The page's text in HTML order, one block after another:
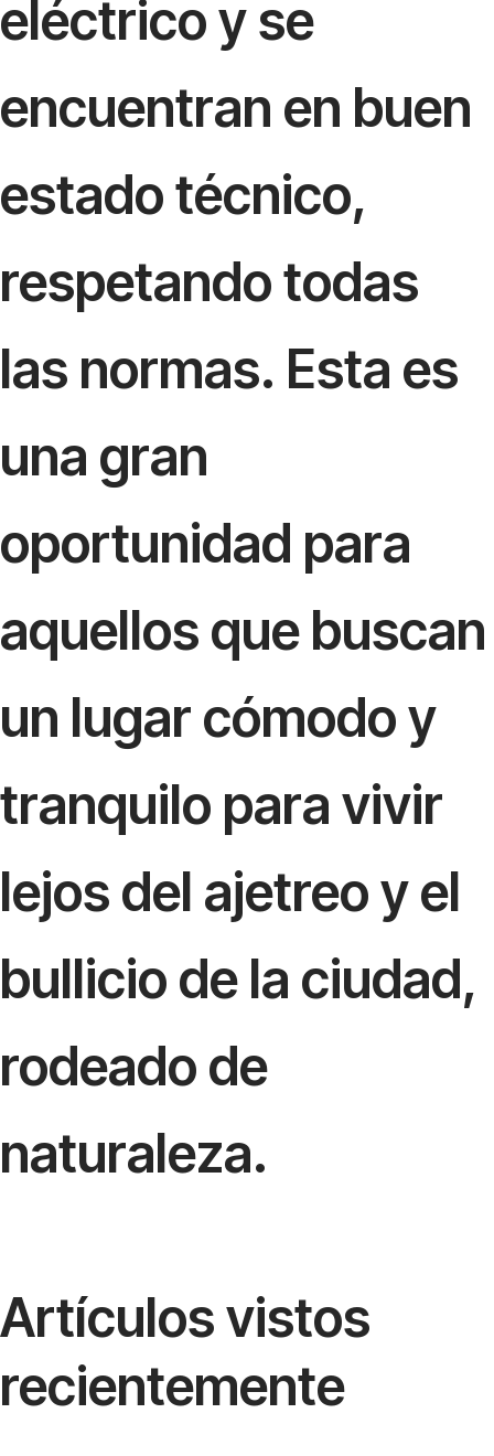
eléctrico y se
encuentran en buen
estado técnico,
respetando todas
las normas. Esta es
una gran
oportunidad para
aquellos que buscan
un lugar cómodo y
tranquilo para vivir
lejos del ajetreo y el
bullicio de la ciudad,
rodeado de
naturaleza.
Artículos vistos
recientemente